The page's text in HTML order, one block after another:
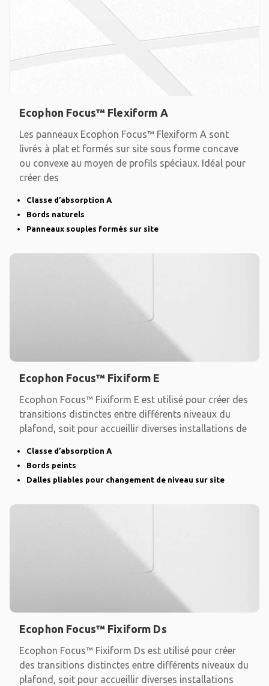
Ecophon Focus™ Flexiform A
Les panneaux Ecophon Focus™ Flexiform A sont
livrés à plat et formés sur site sous forme concave
ou convexe au moyen de profils spéciaux. Idéal pour
créer des
Classe d’absorption A
Bords naturels
Panneaux souples formés sur site
Ecophon Focus™ Fixiform E
Ecophon Focus™ Fixiform E est utilisé pour créer des
transitions distinctes entre différents niveaux du
plafond, soit pour accueillir diverses installations de
Classe d’absorption A
Bords peints
Dalles pliables pour changement de niveau sur site
Ecophon Focus™ Fixiform Ds
Ecophon Focus™ Fixiform Ds est utilisé pour créer
des transitions distinctes entre différents niveaux du
plafond, soit pour accueillir diverses installations